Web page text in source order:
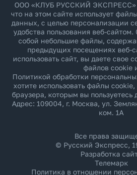
ООО «КЛУБ РУССКИЙ ЭКСПРЕСС»
что на этом сайте использует
данных, с целью персонализации
удобства пользования веб-
собой небольшие файлы,
предыдущих посещениях веб-
использовать сайт, вы даете свое
файлов cookie
Политикой обработки
хотите использовать файлы
браузера, которым вы пользуетесь
Адрес: 109004, г. Москва, ул.
ком. 1А
Все права
© Русский Экспресс,
Разработка
Телемарк
Политика в отношении